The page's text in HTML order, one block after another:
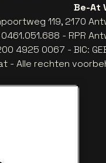
Be-At
119, 2170
0461.051.688 - RPR
4925 0067 - BIC:
- Alle rechten